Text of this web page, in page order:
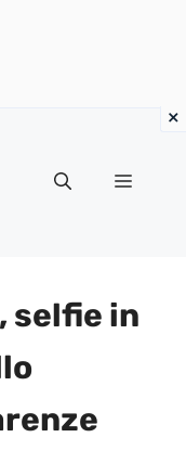
Menu
selfie in